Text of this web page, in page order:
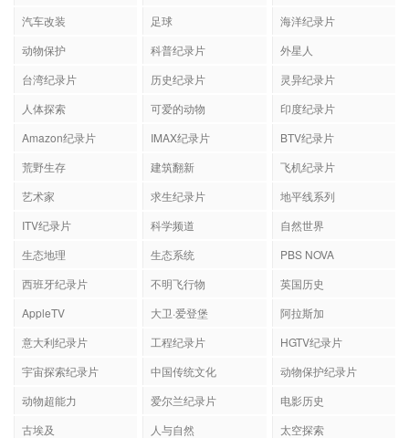
汽车改装
足球
海洋纪录片
动物保护
科普纪录片
外星人
台湾纪录片
历史纪录片
灵异纪录片
人体探索
可爱的动物
印度纪录片
Amazon纪录片
IMAX纪录片
BTV纪录片
荒野生存
建筑翻新
飞机纪录片
艺术家
求生纪录片
地平线系列
ITV纪录片
科学频道
自然世界
生态地理
生态系统
PBS NOVA
西班牙纪录片
不明飞行物
英国历史
AppleTV
大卫·爱登堡
阿拉斯加
意大利纪录片
工程纪录片
HGTV纪录片
宇宙探索纪录片
中国传统文化
动物保护纪录片
动物超能力
爱尔兰纪录片
电影历史
古埃及
人与自然
太空探索